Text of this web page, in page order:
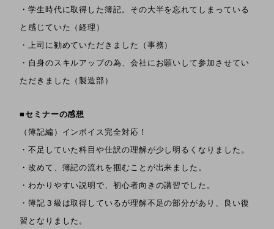
・学生時代に取得した簿記。その大半を忘れてしまっている
と感じていた（経理）
・上司に勧めていただきました（事務）
・自身のスキルアップの為、会社にお願いして参加させてい
ただきました（製造部）
■セミナーの感想
（簿記編）インボイス完全対応！
・不足していた科目や仕訳の理解が少し明るくなりました。
・改めて、簿記の流れを掴むことが出来ました。
・わかりやすい説明で、初心者向きの講習でした。
・簿記３級は取得しているが理解不足の部分があり、良い復
習となりました。